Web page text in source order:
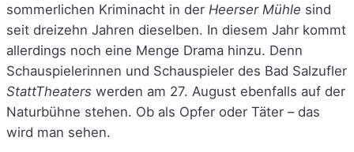
sommerlichen Kriminacht in der Heerser Mühle sind
seit dreizehn Jahren dieselben. In diesem Jahr kommt
allerdings noch eine Menge Drama hinzu. Denn
Schauspielerinnen und Schauspieler des Bad Salzufler
StattTheaters werden am 27. August ebenfalls auf der
Naturbühne stehen. Ob als Opfer oder Täter – das
wird man sehen.